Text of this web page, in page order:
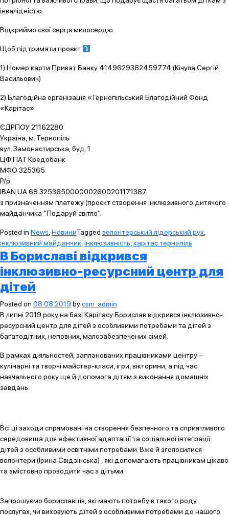
інвалідністю.
Відкриймо свої серця милосердю.
Щоб підтримати проєкт
1) Номер карти Приват Банку 4149629382459774 (Кічула Сергій
Васильович)
2) Благодійна організація «Тернопільський Благодійний Фонд
«Карітас»
ЄДРПОУ 21162280
Україна, м. Тернопіль
вул. Замонастирська, буд. 1
ЦФ ПАТ Кредобанк
МФО 325365
Р/р
ІВAN UA 68 3253650000002600201171387
з призначенням платежу (проєкт створення інклюзивного дитячого
майданчика “Подаруй світло”.
Posted in News,НовиниTagged волонтерський лідерський рух,
інклюзивний майданчик,інклюзивність,карітас тернопіль
В Бориславі відкрився
інклюзивно-ресурсний центр для
дітей
Posted on 08.08.2019 bycsm_admin
В липні 2019 року на базі Карітасу Борислав відкрився інклюзивно-
ресурсний центр для дітей з особливими потребами та дітей з
багатодітних, неповних, малозабезпечених сімей.
В рамках діяльностей, запланованих працівниками центру –
кулінарні та творчі майстер-класи, ігри, вікторини, а під час
навчального року ще й допомога дітям з виконання домашніх
завдань.
Всі ці заходи спрямовані на створення безпечного та сприятливого
середовища для ефективної адаптації та соціальної інтеграції
дітей з особливими освітніми потребами. Вже й зголосилися
волонтери (Ірина Свідзінська) , які допомагають працівникам цікаво
та змістовно проводити час з дітьми.
Запрошуємо бориславців, які мають потребу в такого роду
послугах, чи виховують дітей з особливими потребами до нашого